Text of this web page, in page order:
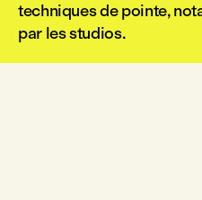
techniques de pointe,
par les studios.